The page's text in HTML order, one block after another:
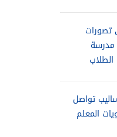
تصورات
مدرسة
الطلاب
تواصل
المعلم